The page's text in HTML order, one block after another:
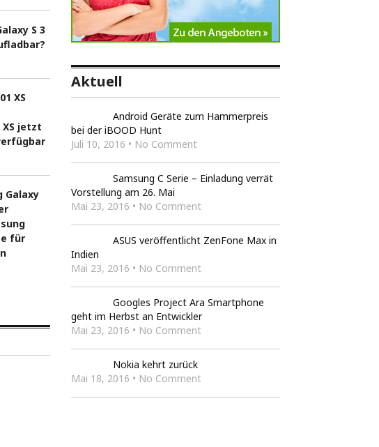
S 3
XS jetzt
für
Aktuell
Android Geräte zum Hammerpreis
bei der iBOOD Hunt
Juli 10, 2016 • No Comment
Samsung C Serie – Einladung verrät
Vorstellung am 26. Mai
Mai 23, 2016 • No Comment
ASUS veröffentlicht ZenFone Max in
Indien
Mai 23, 2016 • No Comment
Googles Project Ara Smartphone
geht im Herbst an Entwickler
Mai 23, 2016 • No Comment
Nokia kehrt zurück
Mai 18, 2016 • No Comment